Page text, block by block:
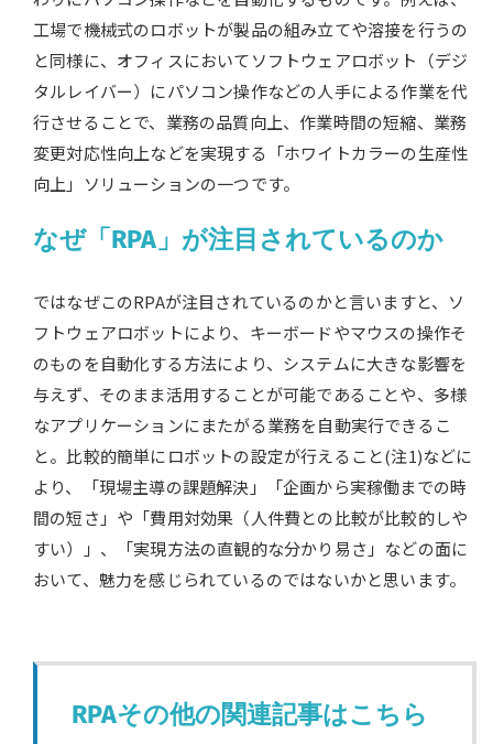
工場で機械式のロボットが製品の組み立てや溶接を行うの
と同様に、オフィスにおいてソフトウェアロボット（デジ
タルレイバー）にパソコン操作などの人手による作業を代
行させることで、業務の品質向上、作業時間の短縮、業務
変更対応性向上などを実現する「ホワイトカラーの生産性
向上」ソリューションの一つです。
なぜ「RPA」が注目されているのか
ではなぜこのRPAが注目されているのかと言いますと、ソ
フトウェアロボットにより、キーボードやマウスの操作そ
のものを自動化する方法により、システムに大きな影響を
与えず、そのまま活用することが可能であることや、多様
なアプリケーションにまたがる業務を自動実行できるこ
と。比較的簡単にロボットの設定が行えること(注1)などに
より、「現場主導の課題解決」「企画から実稼働までの時
間の短さ」や「費用対効果（人件費との比較が比較的しや
すい）」、「実現方法の直観的な分かり易さ」などの面に
おいて、魅力を感じられているのではないかと思います。
RPAその他の関連記事はこちら